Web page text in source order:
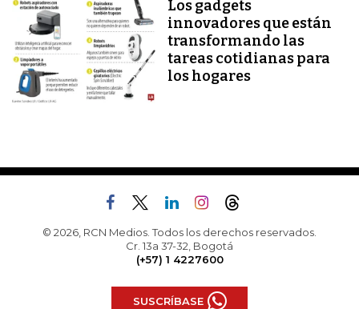
Los gadgets
innovadores que están
transformando las
tareas cotidianas para
los hogares
© 2026, RCN Medios. Todos los derechos reservados.
Cr. 13a 37-32, Bogotá
(+57) 1 4227600
SUSCRÍBASE